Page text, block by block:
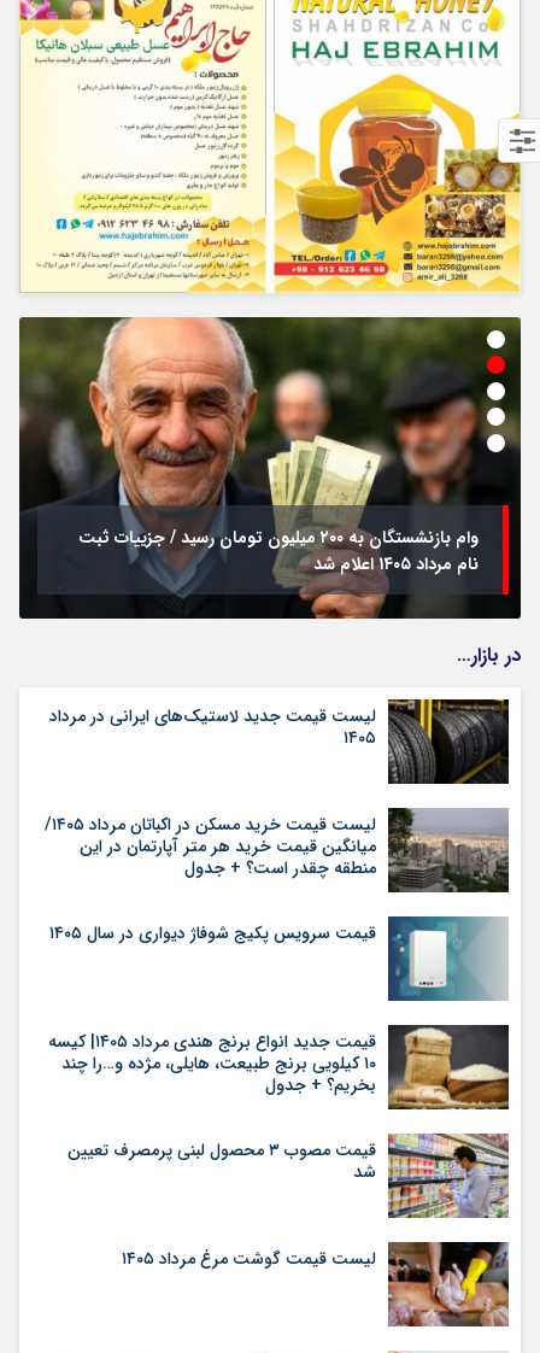
وام بازنشستگان به ۲۰۰ میلیون تومان رسید / جزییات ثبت
نام مرداد ۱۴۰۵ اعلام شد
در بازار…
لیست قیمت جدید لاستیک‌های ایرانی در مرداد
۱۴۰۵
لیست قیمت خرید مسکن در اکباتان مرداد ۱۴۰۵/
میانگین قیمت خرید هر متر آپارتمان در این
منطقه چقدر است؟ + جدول
قیمت سرویس پکیج شوفاژ دیواری در سال ۱۴۰۵
قیمت جدید انواع برنج هندی مرداد ۱۴۰۵| کیسه
۱۰ کیلویی برنج طبیعت، هایلی، مژده و…را چند
بخریم؟ + جدول
قیمت مصوب ۳ محصول لبنی پرمصرف تعیین
شد
لیست قیمت گوشت مرغ مرداد ۱۴۰۵